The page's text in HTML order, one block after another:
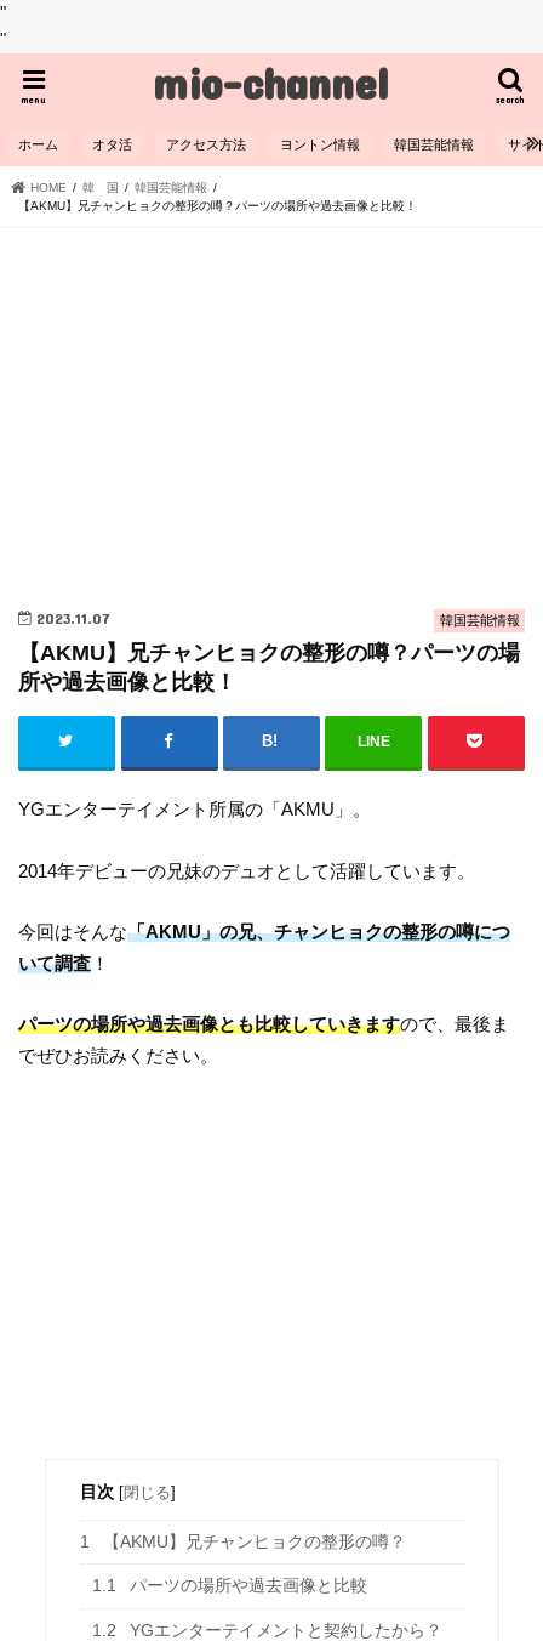
"
"
mio-channel search
menu
ホーム オタ活 アクセス方法 ヨントン情報 韓国芸能情報 サイ
HOME 韓 国
韓国芸能情報
【AKMU】兄チャンヒョクの整形の噂？パーツの場所や過去画像と比較！
韓国芸能情報
2023.11.07
【AKMU】兄チャンヒョクの整形の噂？パーツの場
所や過去画像と比較！
LINE
YGエンターテイメント所属の「AKMU」。
2014年デビューの兄妹のデュオとして活躍しています。
今回はそんな「AKMU」の兄、チャンヒョクの整形の噂につ
いて調査 ！
パーツの場所や過去画像とも比較していきますので、最後ま
でぜひお読みください。
目次 [閉じる]
1 【AKMU】兄チャンヒョクの整形の噂？
1.1 パーツの場所や過去画像と比較
1.2 YGエンターテイメントと契約したから？